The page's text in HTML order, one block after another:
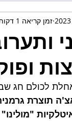
זמן קריאה 1 דקות
לכולם חג
תוצרת
"מולינו"